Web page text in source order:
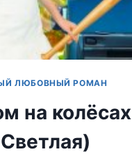
ЛЮБОВНЫЙ РОМАН
на колёсах